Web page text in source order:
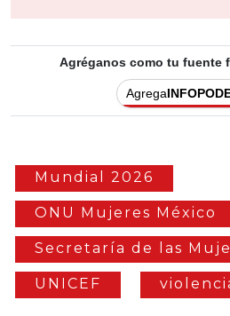
Agréganos como tu fuente
Agrega
Mundial 2026
ONU Mujeres México
Secretaría de las
UNICEF